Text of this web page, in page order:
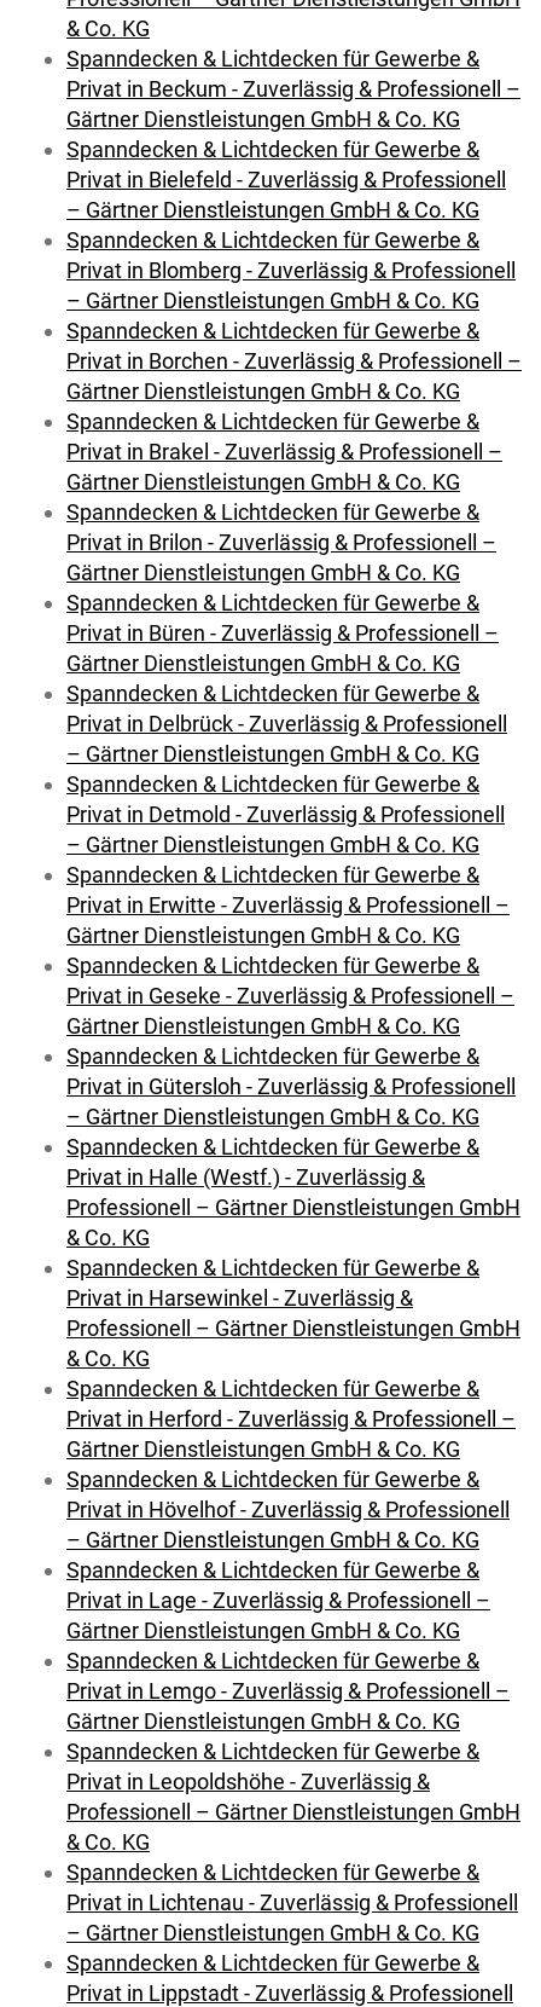
& Co. KG
Spanndecken & Lichtdecken für Gewerbe &
Privat in Beckum - Zuverlässig & Professionell –
Gärtner Dienstleistungen GmbH & Co. KG
Spanndecken & Lichtdecken für Gewerbe &
Privat in Bielefeld - Zuverlässig & Professionell
– Gärtner Dienstleistungen GmbH & Co. KG
Spanndecken & Lichtdecken für Gewerbe &
Privat in Blomberg - Zuverlässig & Professionell
– Gärtner Dienstleistungen GmbH & Co. KG
Spanndecken & Lichtdecken für Gewerbe &
Privat in Borchen - Zuverlässig & Professionell –
Gärtner Dienstleistungen GmbH & Co. KG
Spanndecken & Lichtdecken für Gewerbe &
Privat in Brakel - Zuverlässig & Professionell –
Gärtner Dienstleistungen GmbH & Co. KG
Spanndecken & Lichtdecken für Gewerbe &
Privat in Brilon - Zuverlässig & Professionell –
Gärtner Dienstleistungen GmbH & Co. KG
Spanndecken & Lichtdecken für Gewerbe &
Privat in Büren - Zuverlässig & Professionell –
Gärtner Dienstleistungen GmbH & Co. KG
Spanndecken & Lichtdecken für Gewerbe &
Privat in Delbrück - Zuverlässig & Professionell
– Gärtner Dienstleistungen GmbH & Co. KG
Spanndecken & Lichtdecken für Gewerbe &
Privat in Detmold - Zuverlässig & Professionell
– Gärtner Dienstleistungen GmbH & Co. KG
Spanndecken & Lichtdecken für Gewerbe &
Privat in Erwitte - Zuverlässig & Professionell –
Gärtner Dienstleistungen GmbH & Co. KG
Spanndecken & Lichtdecken für Gewerbe &
Privat in Geseke - Zuverlässig & Professionell –
Gärtner Dienstleistungen GmbH & Co. KG
Spanndecken & Lichtdecken für Gewerbe &
Privat in Gütersloh - Zuverlässig & Professionell
– Gärtner Dienstleistungen GmbH & Co. KG
Spanndecken & Lichtdecken für Gewerbe &
Privat in Halle (Westf.) - Zuverlässig &
Professionell – Gärtner Dienstleistungen GmbH
& Co. KG
Spanndecken & Lichtdecken für Gewerbe &
Privat in Harsewinkel - Zuverlässig &
Professionell – Gärtner Dienstleistungen GmbH
& Co. KG
Spanndecken & Lichtdecken für Gewerbe &
Privat in Herford - Zuverlässig & Professionell –
Gärtner Dienstleistungen GmbH & Co. KG
Spanndecken & Lichtdecken für Gewerbe &
Privat in Hövelhof - Zuverlässig & Professionell
– Gärtner Dienstleistungen GmbH & Co. KG
Spanndecken & Lichtdecken für Gewerbe &
Privat in Lage - Zuverlässig & Professionell –
Gärtner Dienstleistungen GmbH & Co. KG
Spanndecken & Lichtdecken für Gewerbe &
Privat in Lemgo - Zuverlässig & Professionell –
Gärtner Dienstleistungen GmbH & Co. KG
Spanndecken & Lichtdecken für Gewerbe &
Privat in Leopoldshöhe - Zuverlässig &
Professionell – Gärtner Dienstleistungen GmbH
& Co. KG
Spanndecken & Lichtdecken für Gewerbe &
Privat in Lichtenau - Zuverlässig & Professionell
– Gärtner Dienstleistungen GmbH & Co. KG
Spanndecken & Lichtdecken für Gewerbe &
Privat in Lippstadt - Zuverlässig & Professionell